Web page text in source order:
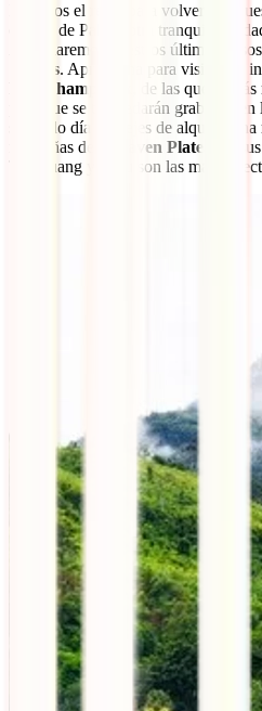
Dejamos el relax para volver por
ciudad de Pakse, otra tranquila
Aquí daremos nuestros últimos
15 días. Aprovecha para visitar las
Phu Champasak
, de las que
pero que se te quedarán grabadas
segundo día no dejes de alquilar
montañas del
Bolaven Plateau
y
Tad Yuang y E Tu son las más